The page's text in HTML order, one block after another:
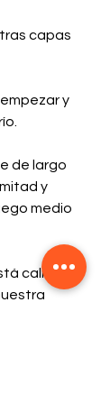
capas
y
de largo
y
medio
caliente,